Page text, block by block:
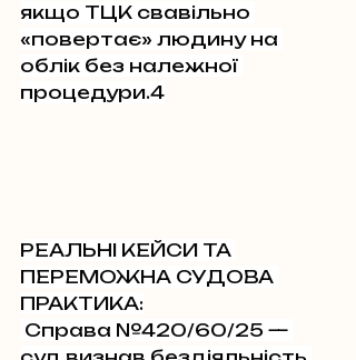
якщо ТЦК свавільно
«повертає» людину на
облік без належної
процедури.4
РЕАЛЬНІ КЕЙСИ ТА
ПЕРЕМОЖНА СУДОВА
ПРАКТИКА:
Справа №420/60/25 —